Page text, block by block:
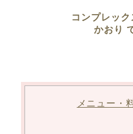
コンプレッ
かおり
メニュー・